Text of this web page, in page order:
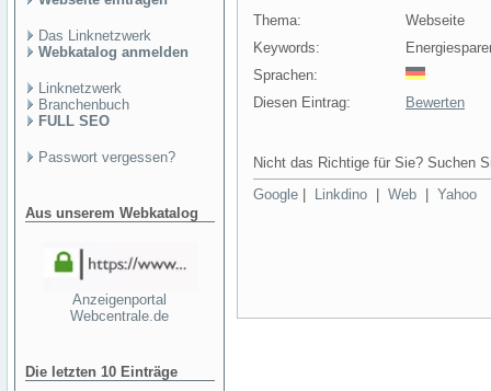
Das Linknetzwerk
Webkatalog anmelden
Linknetzwerk
Branchenbuch
FULL SEO
Passwort vergessen?
Aus unserem Webkatalog
Anzeigenportal
Webcentrale.de
Die letzten 10 Einträge
Thema:
Webseite
Keywords:
Sprachen:
Diesen Eintrag:
Bewerten
Nicht das Richtige für Sie? Suchen
Google
Linkdino Web Yahoo